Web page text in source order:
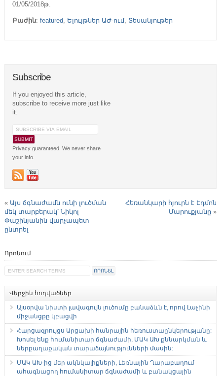
01/05/2018թ.
Բաժին: featured, Ելույթներ ԱԺ-ում, Տեսանյութեր
Subscribe
If you enjoyed this article,
subscribe to receive more just like
it.
Privacy guaranteed. We never share
your info.
« Այս ճգնաժամն ունի լուծման
մեկ տարբերակ՝ Նիկոլ
Փաշինյանին վարչապետ
ընտրել
Հեռանկարի հյուրն է Էդմոն
Մարուքյանը »
Որոնում
Վերջին հոդվածներ
Այսօրվա նիստի լավագույն լուծումը բանաձևն է, որով Լաչինի
միջանցքը կբացվի
Հարցազրույցս Արցախի հանրային հեռուստաընկերությանը:
Խոսել ենք հումանիտար ճգնաժամի, ՄԱԿ ԱԽ քննարկման և
ներքաղաքական տարաձայնությունների մասին:
ՄԱԿ ԱԽ-ից մեր ակնկալիքների, Լեռնային Ղարաբաղում
ահագնացող հումանիտար ճգնաժամի և բանակցային